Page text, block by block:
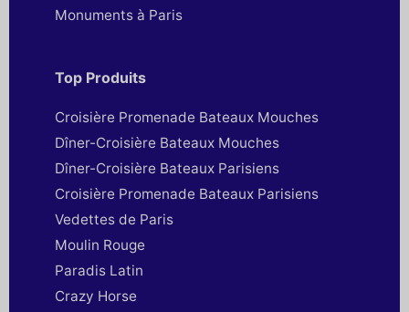
Monuments à Paris
Top Produits
Croisière Promenade Bateaux Mouches
Dîner-Croisière Bateaux Mouches
Dîner-Croisière Bateaux Parisiens
Croisière Promenade Bateaux Parisiens
Vedettes de Paris
Moulin Rouge
Paradis Latin
Crazy Horse